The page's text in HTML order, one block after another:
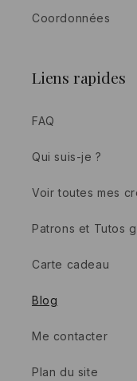
Coordonnées
Liens rapides
FAQ
Qui suis-je ?
Voir toutes mes
Patrons et Tutos
Carte cadeau
Blog
Me contacter
Plan du site